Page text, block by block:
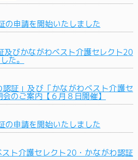
の申請を開始いたしました
びかながわベスト介護セレクト20
た。
証」及び「かながわベスト介護セ
のご案内【６月８日開催】
の申請を開始いたしました
ト介護セレクト20・かながわ認証